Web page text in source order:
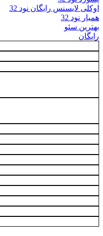
اوکلی لایسنس رایگان نود 32
همیار نود 32
بهترین سئو
رایگان